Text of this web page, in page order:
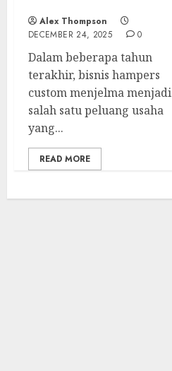
Alex Thompson
DECEMBER 24, 2025
0
Dalam beberapa tahun
terakhir, bisnis hampers
custom menjelma menjadi
salah satu peluang usaha
yang...
READ MORE